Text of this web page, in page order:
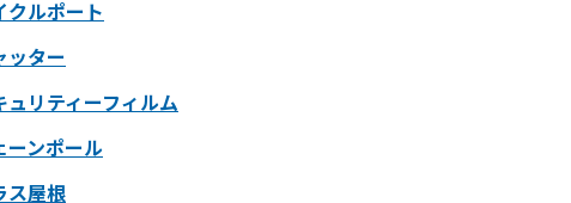
クルポート
ッター
ュリティーフィルム
ーンポール
ス屋根